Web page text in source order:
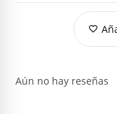
Aún no hay reseñas